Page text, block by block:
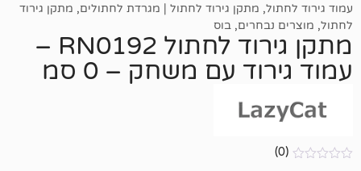
,מתקן גירוד לחתול | מגרדת לחתולים
מתקן גירוד
,בוס
מתקן גירוד לחתול RN0192 –
עם משחק – 0 סמ